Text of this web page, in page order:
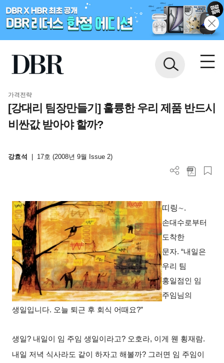
가격전략
[강대리 팀장만들기] 훌륭한 우리 제품 반드시
비싼값 받아야 할까?
강효석 17호 (2008년 9월 Issue 2)
띠링∼.
손대수로부터
도착한
문자.“내일은
우리 팀
홍일점인 임
주임님의
생일입니다. 오늘 퇴근 후 회식 어때요?”
생일? 내일이 임 주임 생일이라고? 오호라, 이게 웬 횡재람.
내일 저녁 식사라도 같이 하자고 해볼까? 그러면 임 주임이